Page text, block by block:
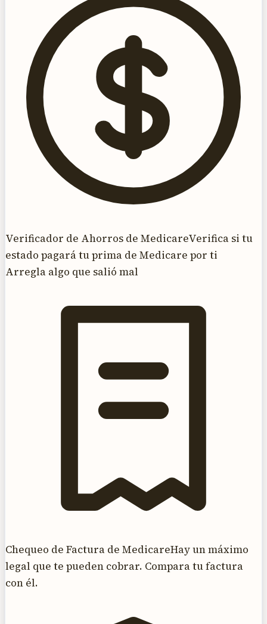
Verificador de Ahorros de MedicareVerifica si tu
estado pagará tu prima de Medicare por ti
Arregla algo que salió mal
Chequeo de Factura de MedicareHay un máximo
legal que te pueden cobrar. Compara tu factura
con él.